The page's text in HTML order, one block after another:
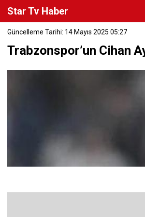
Star Tv Haber
Güncelleme Tarihi: 14 Mayıs 2025 05:27
Trabzonspor’un Cihan